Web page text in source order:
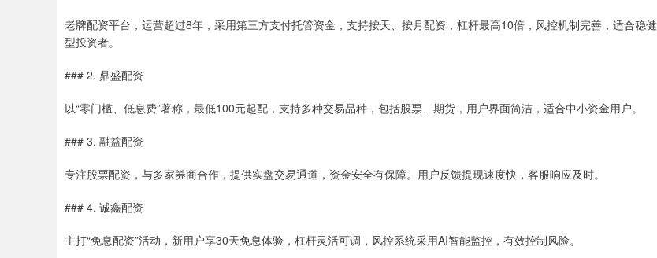
老牌配资平台，运营超过8年，采用第三方支付托管资金，支持按天、按月配资，杠杆最高10倍，风控机制完善，适合稳健
型投资者。
### 2. 鼎盛配资
以“零门槛、低息费”著称，最低100元起配，支持多种交易品种，包括股票、期货，用户界面简洁，适合中小资金用户。
### 3. 融益配资
专注股票配资，与多家券商合作，提供实盘交易通道，资金安全有保障。用户反馈提现速度快，客服响应及时。
### 4. 诚鑫配资
主打“免息配资”活动，新用户享30天免息体验，杠杆灵活可调，风控系统采用AI智能监控，有效控制风险。